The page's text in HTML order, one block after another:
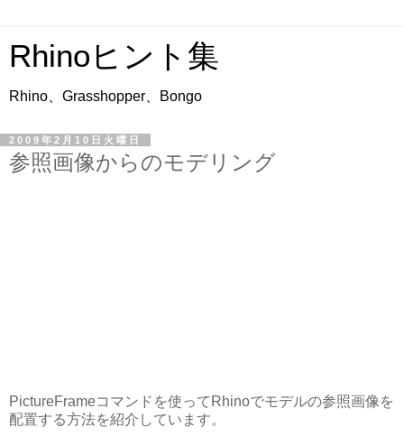
Rhinoヒント集
Rhino、Grasshopper、Bongo
2009年2月10日火曜日
参照画像からのモデリング
PictureFrameコマンドを使ってRhinoでモデルの参照画像を
配置する方法を紹介しています。